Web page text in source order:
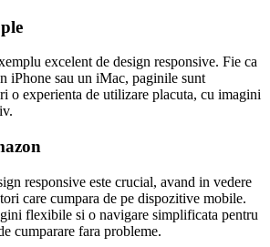
excelent de design responsive. Fie ca
iPhone sau un iMac, paginile sunt
o experienta de utilizare placuta, cu imagini
responsive este crucial, avand in vedere
care cumpara de pe dispozitive mobile.
flexibile si o navigare simplificata pentru
cumparare fara probleme.